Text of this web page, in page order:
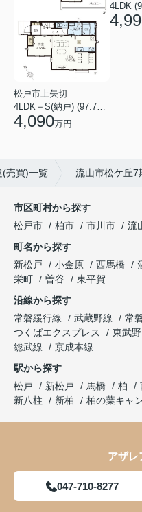
松戸市上矢切
4,090万円
4LDK
(売買)一覧 流山市松ケ丘7
市区町村から探す
松戸市
柏市 市川市 流
町名から探す
新松戸
小金原 西馬橋
栄町
曽谷
東平賀
沿線から探す
常磐緩行線
武蔵野線 常
つくばエクスプレス
東武
総武線
京成本線
駅から探す
松戸
新松戸 馬橋 柏
新八柱
新柏 柏の葉キャ
アザレ
047-710-8277